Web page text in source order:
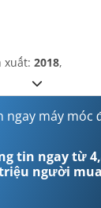
xuất: 2018,
ngay máy móc
tin ngay từ
người mua